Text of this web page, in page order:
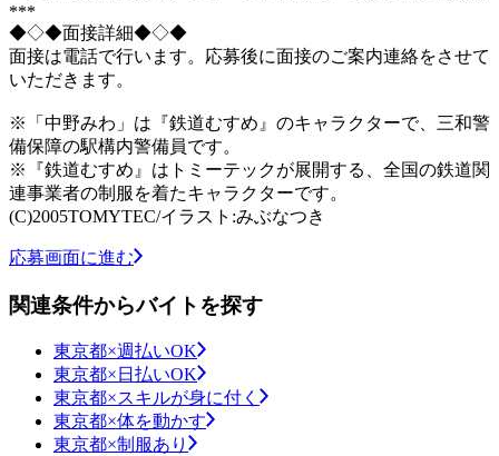
***
◆◇◆面接詳細◆◇◆
面接は電話で行います。応募後に面接のご案内連絡をさせて
いただきます。
※「中野みわ」は『鉄道むすめ』のキャラクターで、三和警
備保障の駅構内警備員です。
※『鉄道むすめ』はトミーテックが展開する、全国の鉄道関
連事業者の制服を着たキャラクターです。
(C)2005TOMYTEC/イラスト:みぶなつき
応募画面に進む
関連条件からバイトを探す
東京都×週払いOK
東京都×日払いOK
東京都×スキルが身に付く
東京都×体を動かす
東京都×制服あり